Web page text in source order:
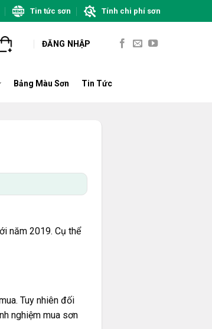
Tin tức sơn Tính chi phí sơn
ĐĂNG NHẬP
Bảng Màu Sơn Tin Tức
năm 2019. Cụ thể
Tuy nhiên đối
nghiệm mua sơn